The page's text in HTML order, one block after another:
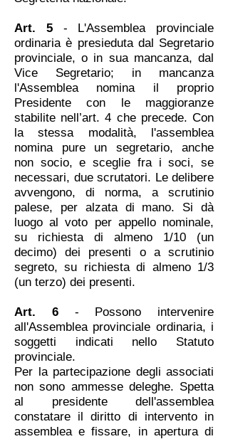
Art. 5- L'Assemblea provinciale
ordinaria è presieduta dal Segretario
provinciale, o in sua mancanza, dal
Vice Segretario; in mancanza
l'Assemblea nomina il proprio
Presidente con le maggioranze
stabilite nell’art. 4 che precede. Con
la stessa modalità, l'assemblea
nomina pure un segretario, anche
non socio, e sceglie fra i soci, se
necessari, due scrutatori. Le delibere
avvengono, di norma, a scrutinio
palese, per alzata di mano. Si dà
luogo al voto per appello nominale,
su richiesta di almeno 1/10 (un
decimo) dei presenti o a scrutinio
segreto, su richiesta di almeno 1/3
(un terzo) dei presenti.
Art. 6- Possono intervenire
all'Assemblea provinciale ordinaria, i
soggetti indicati nello Statuto
provinciale.
Per la partecipazione degli associati
non sono ammesse deleghe. Spetta
al presidente dell'assemblea
constatare il diritto di intervento in
assemblea e fissare, in apertura di